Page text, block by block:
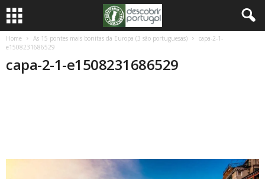
Home As 15 pontes mais bonitas da Europa (3 são portuguesas)
capa-2-1-
e1508231686529
capa-2-1-e1508231686529